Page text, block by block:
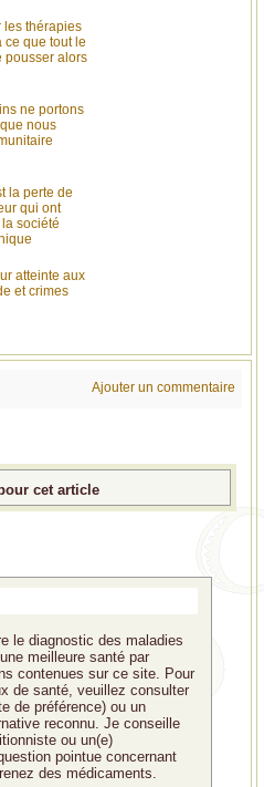
les thérapies
ce que tout le
pousser alors
ne portons
nous
la perte de
qui ont
société
atteinte aux
et crimes
Ajouter un commentaire
cet article
le diagnostic des maladies
meilleure santé par
contenues sur ce site. Pour
de santé, veuillez consulter
de préférence) ou un
reconnu. Je conseille
ou un(e)
pointue concernant
des médicaments.